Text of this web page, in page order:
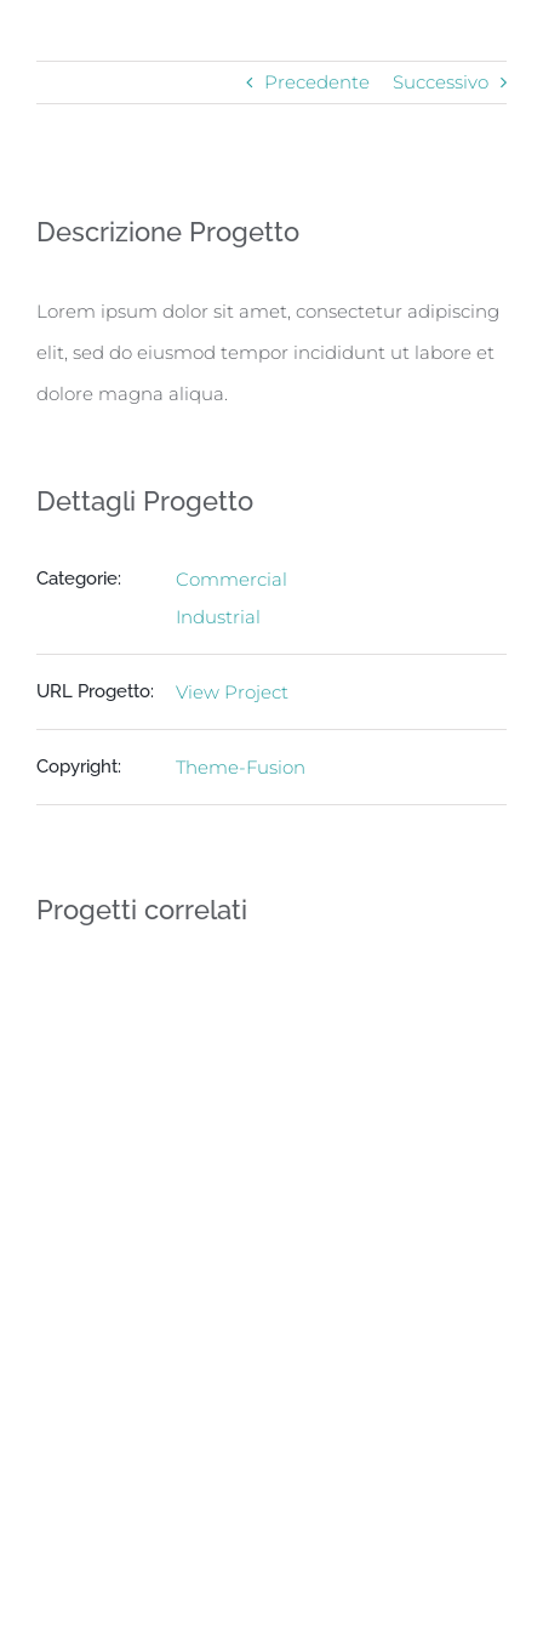
Precedente Successivo
immagine
Descrizione Progetto
Lorem ipsum dolor sit amet, consectetur adipiscing
elit, sed do eiusmod tempor incididunt ut labore et
dolore magna aliqua.
Dettagli Progetto
Categorie:
Commercial
Industrial
URL Progetto: View Project
Copyright: Theme-Fusion
Progetti correlati